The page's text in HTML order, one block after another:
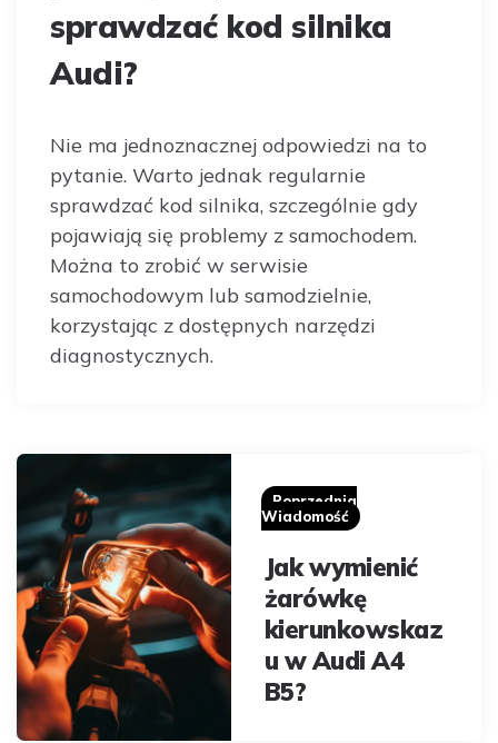
sprawdzać kod silnika
Audi?
Nie ma jednoznacznej odpowiedzi na to
pytanie. Warto jednak regularnie
sprawdzać kod silnika, szczególnie gdy
pojawiają się problemy z samochodem.
Można to zrobić w serwisie
samochodowym lub samodzielnie,
korzystając z dostępnych narzędzi
diagnostycznych.
Post
navigation
Poprzednia
Wiadomość
Jak wymienić
żarówkę
kierunkowskaz
u w Audi A4
B5?